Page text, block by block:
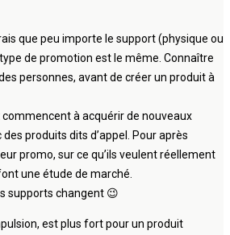
que peu importe le support (physique ou
de promotion est le même. Connaître
personnes, avant de créer un produit à
commencent à acquérir de nouveaux
des produits dits d’appel. Pour après
promo, sur ce qu’ils veulent réellement
une étude de marché.
supports changent 😉
est plus fort pour un produit